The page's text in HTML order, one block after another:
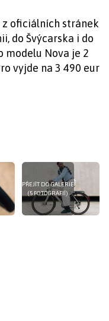
oficiálních stránek
do Švýcarska i do
modelu Nova je 2
vyjde na 3 490 eur
PŘEJÍT DO GALERIE
(5 FOTOGRAFIÍ)